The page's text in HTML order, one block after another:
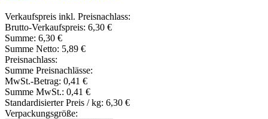
Verkaufspreis inkl. Preisnachlass:
Brutto-Verkaufspreis: 6,30 €
Summe: 6,30 €
Summe Netto: 5,89 €
Preisnachlass:
Summe Preisnachlässe:
MwSt.-Betrag: 0,41 €
Summe MwSt.: 0,41 €
Standardisierter Preis / kg: 6,30 €
Verpackungsgröße: